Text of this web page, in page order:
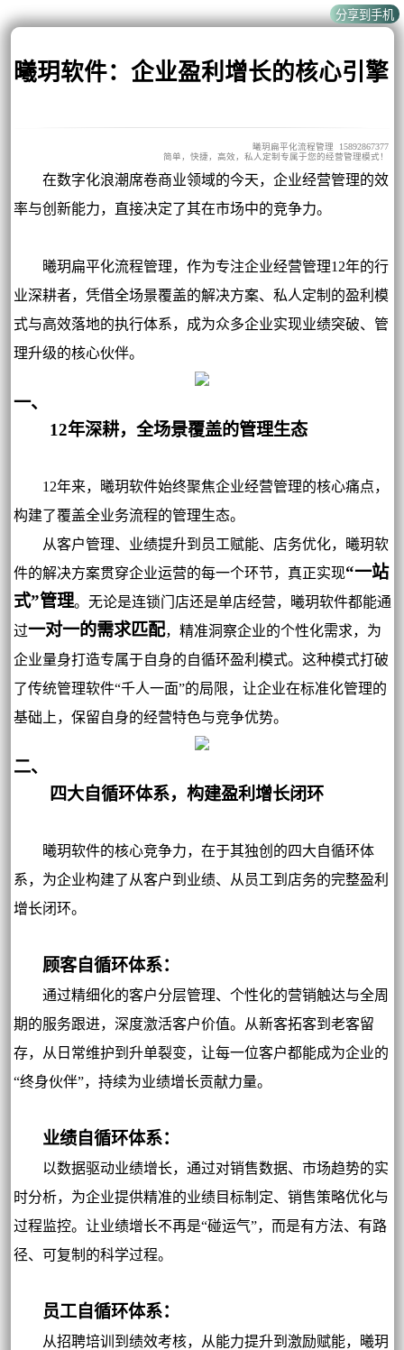
曦玥软件：企业盈利增长的核心引擎
曦玥扁平化流程管理 15892867377
简单，快捷，高效，私人定制专属于您的经营管理模式！
在数字化浪潮席卷商业领域的今天，企业经营管理的效
率与创新能力，直接决定了其在市场中的竞争力。
曦玥扁平化流程管理，作为专注企业经营管理12年的行
业深耕者，凭借全场景覆盖的解决方案、私人定制的盈利模
式与高效落地的执行体系，成为众多企业实现业绩突破、管
理升级的核心伙伴。
一、
12年深耕，全场景覆盖的管理生态
12年来，曦玥软件始终聚焦企业经营管理的核心痛点，
构建了覆盖全业务流程的管理生态。
从客户管理、业绩提升到员工赋能、店务优化，曦玥软
件的解决方案贯穿企业运营的每一个环节，真正实现“一站
式”管理。无论是连锁门店还是单店经营，曦玥软件都能通
过一对一的需求匹配，精准洞察企业的个性化需求，为
企业量身打造专属于自身的自循环盈利模式。这种模式打破
了传统管理软件“千人一面”的局限，让企业在标准化管理的
基础上，保留自身的经营特色与竞争优势。
二、
四大自循环体系，构建盈利增长闭环
曦玥软件的核心竞争力，在于其独创的四大自循环体
系，为企业构建了从客户到业绩、从员工到店务的完整盈利
增长闭环。
顾客自循环体系：
通过精细化的客户分层管理、个性化的营销触达与全周
期的服务跟进，深度激活客户价值。从新客拓客到老客留
存，从日常维护到升单裂变，让每一位客户都能成为企业的
“终身伙伴”，持续为业绩增长贡献力量。
业绩自循环体系：
以数据驱动业绩增长，通过对销售数据、市场趋势的实
时分析，为企业提供精准的业绩目标制定、销售策略优化与
过程监控。让业绩增长不再是“碰运气”，而是有方法、有路
径、可复制的科学过程。
员工自循环体系：
从招聘培训到绩效考核，从能力提升到激励赋能，曦玥